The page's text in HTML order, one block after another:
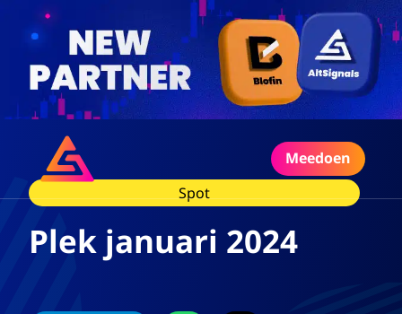
Meedoen
Spot
Plek januari 2024